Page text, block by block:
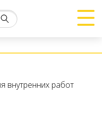
внутренних работ